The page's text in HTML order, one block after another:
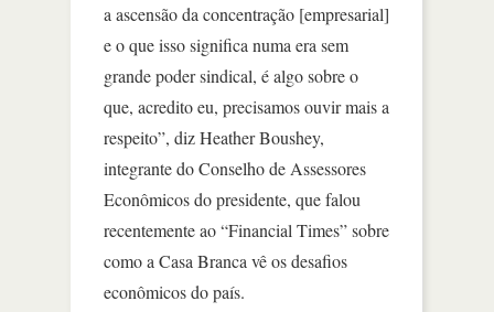
a ascensão da concentração [empresarial]
e o que isso significa numa era sem
grande poder sindical, é algo sobre o
que, acredito eu, precisamos ouvir mais a
respeito”, diz Heather Boushey,
integrante do Conselho de Assessores
Econômicos do presidente, que falou
recentemente ao “Financial Times” sobre
como a Casa Branca vê os desafios
econômicos do país.